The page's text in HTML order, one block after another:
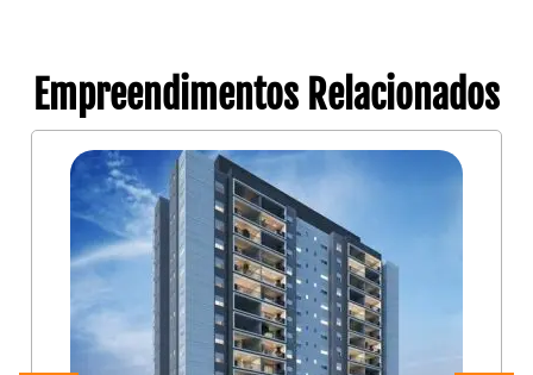
Empreendimentos Relacionados